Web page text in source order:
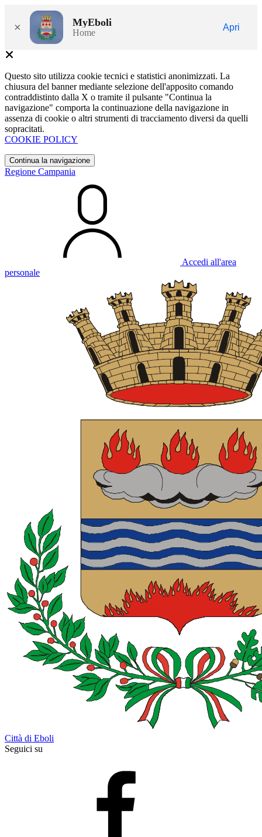
× MyEboli
Home
Apri
Questo sito utilizza cookie tecnici e statistici anonimizzati. La
chiusura del banner mediante selezione dell'apposito comando
contraddistinto dalla X o tramite il pulsante "Continua la
navigazione" comporta la continuazione della navigazione in
assenza di cookie o altri strumenti di tracciamento diversi da quelli
sopracitati.
COOKIE POLICY
Continua la navigazione
Regione Campania
Accedi all'area
personale
Città di Eboli
Seguici su